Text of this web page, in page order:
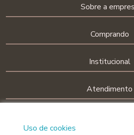
Sobre a
Comprando
Institucional
Atendimento
Uso de cookies